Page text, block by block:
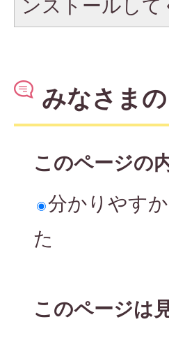
ンストールして
みなさま
このページの
分かりやす
た
このページは